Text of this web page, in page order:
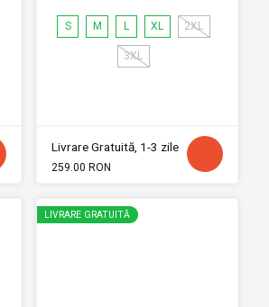
S M L XL 2XL
3XL
Livrare Gratuită, 1-3 zile
259.00 RON
LIVRARE GRATUITĂ